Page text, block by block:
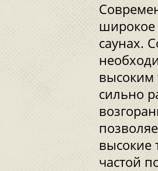
широкое
саунах.
высоким
сильно
высокие
частой